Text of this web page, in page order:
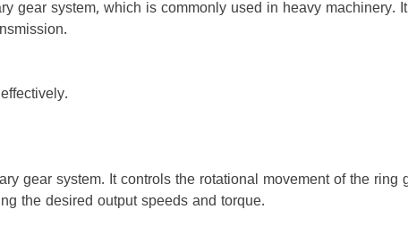
gear system, which is commonly used in heavy machinery.
gear system. It controls the rotational movement of the ring
the desired output speeds and torque.